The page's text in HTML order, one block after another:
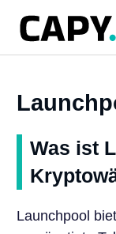
Was ist
Launchpool